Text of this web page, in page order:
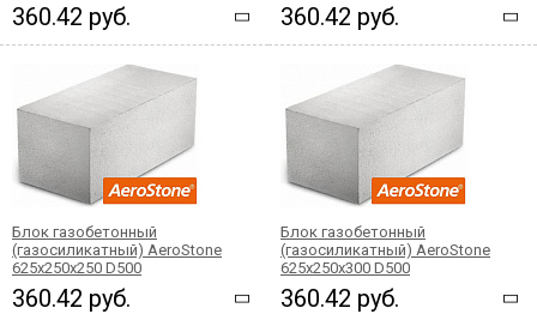
360.42 руб. 360.42 руб.
Блок газобетонный
(газосиликатный) AeroStone
625x250x250 D500
360.42 руб.
Блок газобетонный
(газосиликатный) AeroStone
625x250x300 D500
360.42 руб.